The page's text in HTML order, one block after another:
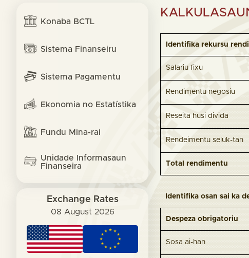
Konaba BCTL
Sistema Finanseiru
Sistema Pagamentu
Ekonomia no Estatístika
Fundu Mina-rai
Unidade Informasaun
Finanseira
Exchange Rates
08 August 2026
Identifika rekursu
Salariu fixu
Rendimentu negosiu
Reseita husi divida
Rendeimentu seluk-tan
Total rendimentu
Identifika osan sai ka
Despeza obrigatoriu
Sosa ai-han